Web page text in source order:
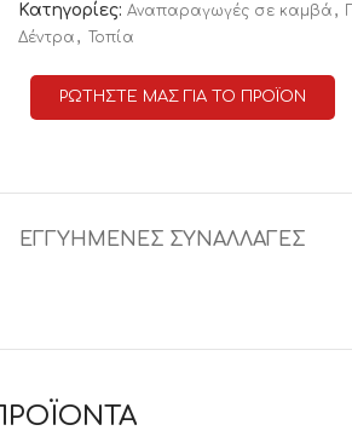
Κατηγορίες: Αναπαραγωγές σε καμβά ,
Δέντρα , Τοπία
ΡΩΤΗΣΤΕ ΜΑΣ ΓΙΑ ΤΟ ΠΡΟΪΟΝ
ΕΓΓΥΗΜΕΝΕΣ ΣΥΝΑΛΛΑΓΕΣ